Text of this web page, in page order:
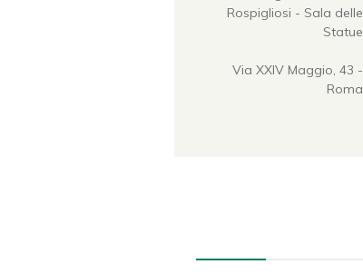
Rospigliosi - Sala delle
Statue
Via XXIV Maggio, 43 -
Roma